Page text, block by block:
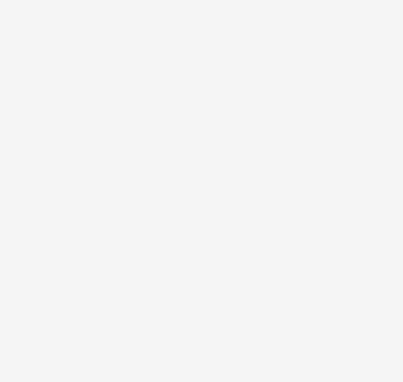
bij schoolgaande kinderen (4-12 jaar)
de bedtijd met positieve routines